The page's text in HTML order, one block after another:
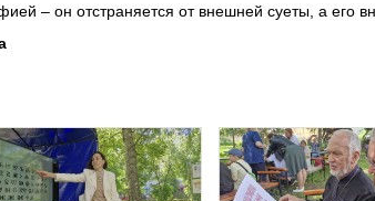
– он отстраняется от внешней суеты, а его